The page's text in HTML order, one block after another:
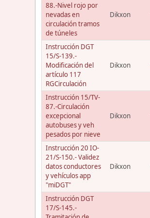
88.-Nivel rojo por
nevadas en
circulación tramos
de túneles
Dikxon
Instrucción DGT
15/S-139.-
Modificación del
artículo 117
RGCirculación
Dikxon
Instrucción 15/TV-
87.-Circulación
excepcional
autobuses y veh
pesados por nieve
Dikxon
Instrucción 20 IO-
21/S-150.- Validez
datos conductores
y vehículos app
"miDGT"
Dikxon
Instrucción DGT
17/S-145.-